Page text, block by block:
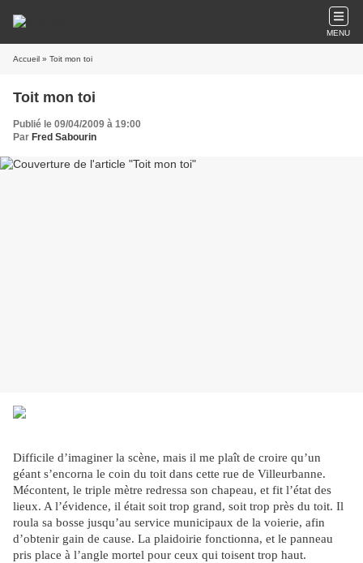
MENU
Accueil » Toit mon toi
Toit mon toi
Publié le 09/04/2009 à 19:00
Par Fred Sabourin
Difficile d’imaginer la scène, mais il me plaît de croire qu’un
géant s’encorna le coin du toit dans cette rue de Villeurbanne.
Mécontent, le triple mètre redressa son chapeau, et fit l’état des
lieux. A l’évidence, il était soit trop grand, soit trop près du toit. Il
roula sa bosse jusqu’au service municipaux de la voierie, afin
d’obtenir gain de cause. La plaidoirie fonctionna, et le panneau
pris place à l’angle mortel pour ceux qui toisent trop haut.